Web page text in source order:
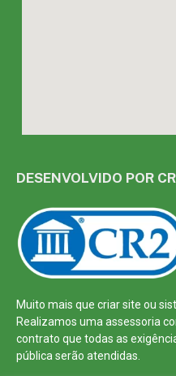
DESENVOLVIDO POR
Muito mais que criar site ou
Realizamos uma assessoria
contrato que todas as
pública serão atendidas.